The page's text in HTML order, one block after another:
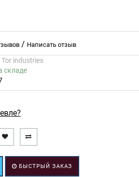
/ Написать отзыв
Tor industries
складе
БЫСТРЫЙ ЗАКАЗ